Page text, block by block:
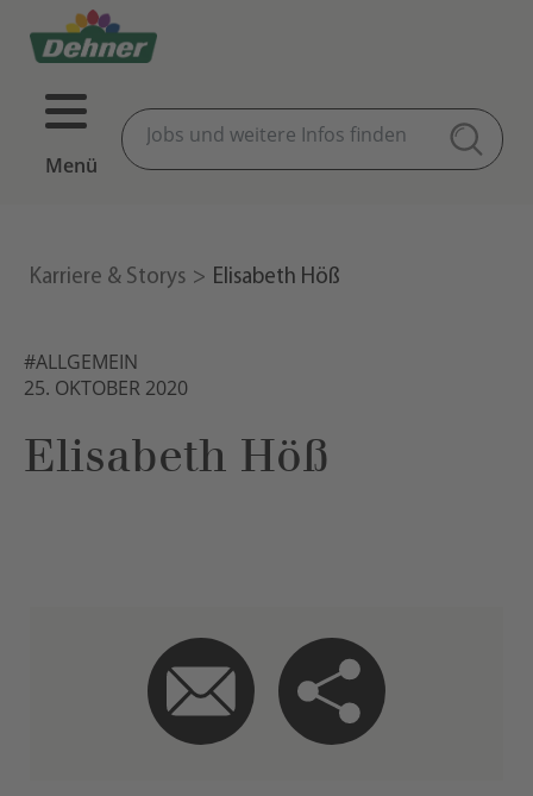
Menü
Karriere & Storys Elisabeth Höß
#ALLGEMEIN
25. OKTOBER 2020
Elisabeth Höß